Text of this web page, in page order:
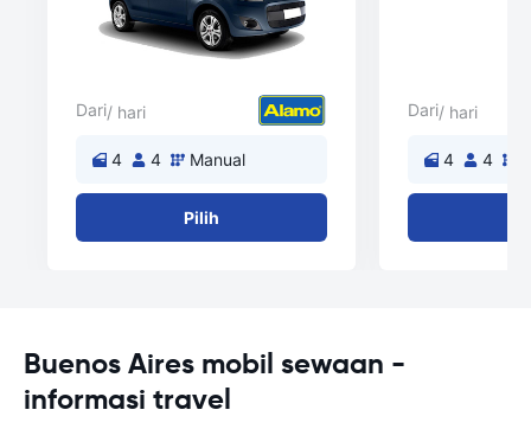
Dari/ hari
4 4 Manual
Pilih
Dari/ hari
4 4
Buenos Aires mobil sewaan -
informasi travel